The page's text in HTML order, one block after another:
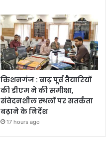
किशनगंज : बाढ़ पूर्व तैयारियों
की डीएम ने की समीक्षा,
संवेदनशील स्थलों पर सतर्कता
बढ़ाने के निर्देश
17 hours ago